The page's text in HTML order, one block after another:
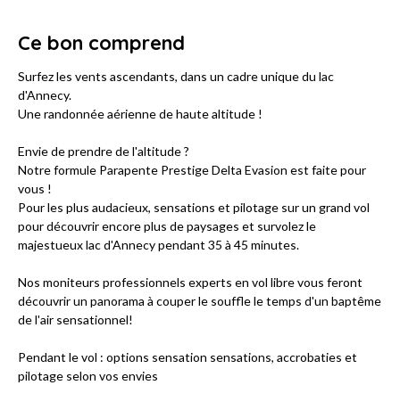
Ce bon comprend
Surfez les vents ascendants, dans un cadre unique du lac
d'Annecy.
Une randonnée aérienne de haute altitude !
Envie de prendre de l'altitude ?
Notre formule Parapente Prestige Delta Evasion est faite pour
vous !
Pour les plus audacieux, sensations et pilotage sur un grand vol
pour découvrir encore plus de paysages et survolez le
majestueux lac d'Annecy pendant 35 à 45 minutes.
Nos moniteurs professionnels experts en vol libre vous feront
découvrir un panorama à couper le souffle le temps d'un baptême
de l'air sensationnel!
Pendant le vol : options sensation sensations, accrobaties et
pilotage selon vos envies